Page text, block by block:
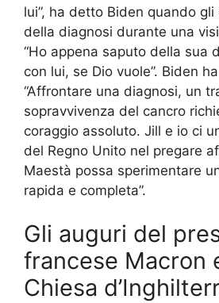
lui”, ha detto Biden quando
della diagnosi durante una
“Ho appena saputo della sua
con lui, se Dio vuole”. Biden
“Affrontare una diagnosi, un
sopravvivenza del cancro
coraggio assoluto. Jill e io ci
del Regno Unito nel pregare
Maestà possa sperimentare
rapida e completa”.
Gli auguri del
francese Macron
Chiesa